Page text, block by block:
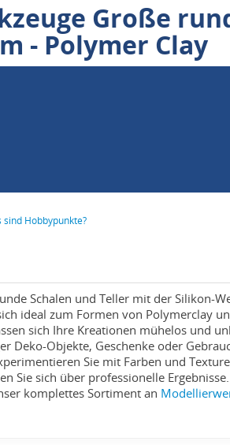
Große
- Polymer Clay
sind Hobbypunkte?
Schalen und Teller mit der Silikon-
ideal zum Formen von Polymerclay
sich Ihre Kreationen mühelos und
Deko-Objekte, Geschenke oder
Sie mit Farben und
Sie sich über professionelle
komplettes Sortiment an